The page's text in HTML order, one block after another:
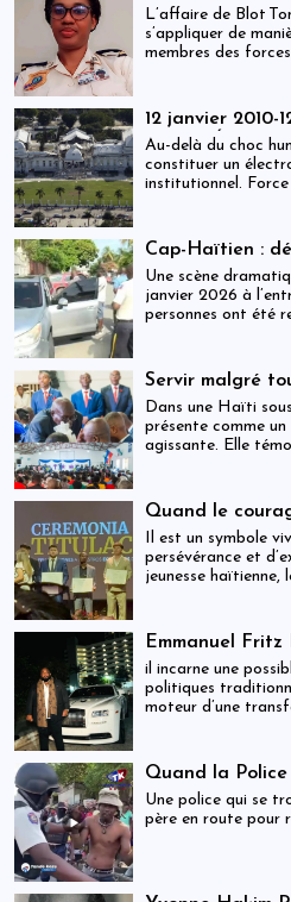
et
L’affaire de Blot
s’appliquer de
membres des
12 janvier 2010-
après, l’État
Au-delà du choc
constituer un
institutionnel.
Cap-Haïtien :
l’intérieur d’un
Une scène
janvier 2026 à
personnes ont été
Servir malgré
ministres dans
Dans une Haïti
présente comme
agissante. Elle
Quand le
Cliff EXAVIER,
symbole de
Il est un symbole
persévérance et
jeunesse haïtienne,
aujourd’hui avec la
familial, et la fierté
Emmanuel Fritz
vise la
il incarne une
politiques
moteur d’une
Quand la
Dreadlock
et un Discours
Une police qui se
père en route pour